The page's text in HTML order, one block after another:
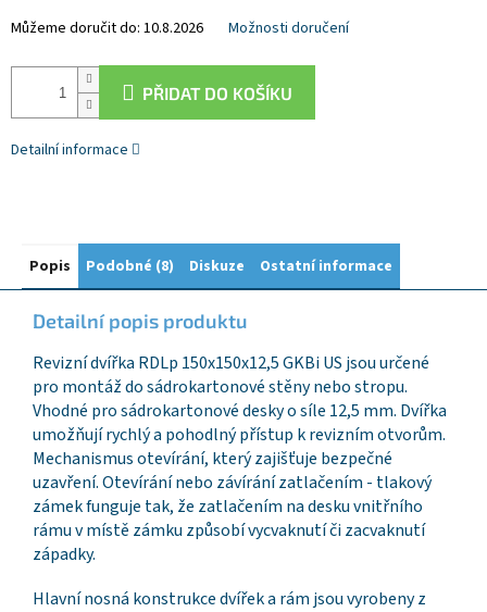
Můžeme doručit do: 10.8.2026 Možnosti doručení
PŘIDAT DO KOŠÍKU
Detailní informace
Popis Podobné (8) Diskuze Ostatní informace
Detailní popis produktu
Revizní dvířka RDLp 150x150x12,5 GKBi US jsou určené
pro montáž do sádrokartonové stěny nebo stropu.
Vhodné pro sádrokartonové desky o síle 12,5 mm. Dvířka
umožňují rychlý a pohodlný přístup k revizním otvorům.
Mechanismus otevírání, který zajišťuje bezpečné
uzavření. Otevírání nebo závírání zatlačením - tlakový
zámek funguje tak, že zatlačením na desku vnitřního
rámu v místě zámku způsobí vycvaknutí či zacvaknutí
západky.
Hlavní nosná konstrukce dvířek a rám jsou vyrobeny z